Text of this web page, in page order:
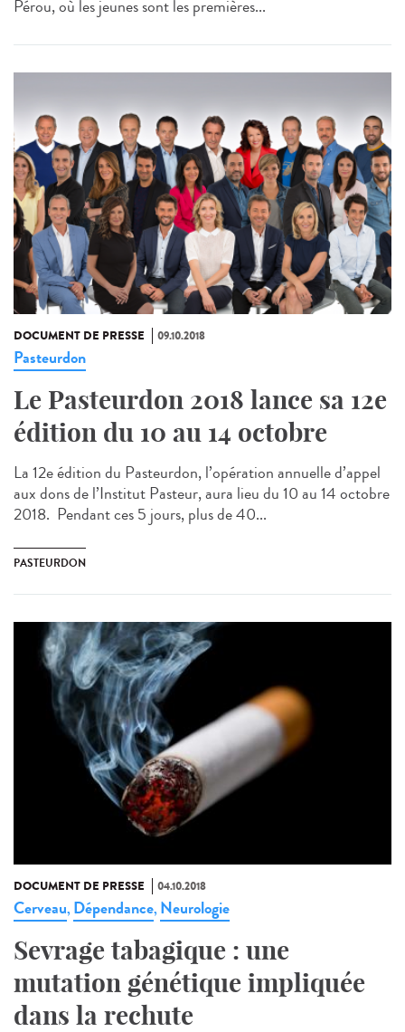
Pérou, où les jeunes sont les premières...
DOCUMENT DE PRESSE 09.10.2018
Pasteurdon
Le Pasteurdon 2018 lance sa 12e
édition du 10 au 14 octobre
La 12e édition du Pasteurdon, l’opération annuelle d’appel
aux dons de l’Institut Pasteur, aura lieu du 10 au 14 octobre
2018. Pendant ces 5 jours, plus de 40...
PASTEURDON
DOCUMENT DE PRESSE 04.10.2018
Cerveau, Dépendance, Neurologie
Sevrage tabagique : une
mutation génétique impliquée
dans la rechute